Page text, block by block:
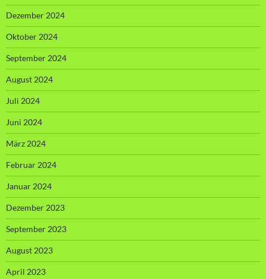
Dezember 2024
Oktober 2024
September 2024
August 2024
Juli 2024
Juni 2024
März 2024
Februar 2024
Januar 2024
Dezember 2023
September 2023
August 2023
April 2023